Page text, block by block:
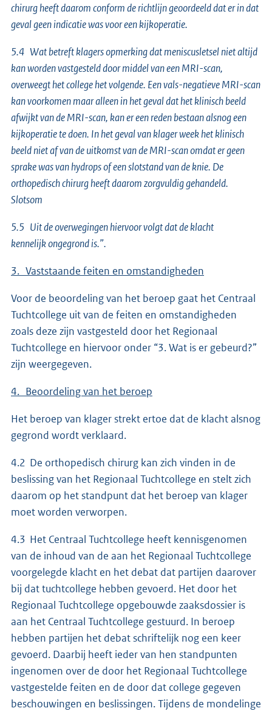
chirurg heeft daarom conform de richtlijn geoordeeld dat er in dat
geval geen indicatie was voor een kijkoperatie.
5.4 Wat betreft klagers opmerking dat meniscusletsel niet altijd
kan worden vastgesteld door middel van een MRI-scan,
overweegt het college het volgende. Een vals-negatieve MRI-scan
kan voorkomen maar alleen in het geval dat het klinisch beeld
afwijkt van de MRI-scan, kan er een reden bestaan alsnog een
kijkoperatie te doen. In het geval van klager week het klinisch
beeld niet af van de uitkomst van de MRI-scan omdat er geen
sprake was van hydrops of een slotstand van de knie. De
orthopedisch chirurg heeft daarom zorgvuldig gehandeld.
Slotsom
5.5 Uit de overwegingen hiervoor volgt dat de klacht
kennelijk ongegrond is.”.
3. Vaststaande feiten en omstandigheden
Voor de beoordeling van het beroep gaat het Centraal
Tuchtcollege uit van de feiten en omstandigheden
zoals deze zijn vastgesteld door het Regionaal
Tuchtcollege en hiervoor onder “3. Wat is er gebeurd?”
zijn weergegeven.
4. Beoordeling van het beroep
Het beroep van klager strekt ertoe dat de klacht alsnog
gegrond wordt verklaard.
4.2 De orthopedisch chirurg kan zich vinden in de
beslissing van het Regionaal Tuchtcollege en stelt zich
daarom op het standpunt dat het beroep van klager
moet worden verworpen.
4.3 Het Centraal Tuchtcollege heeft kennisgenomen
van de inhoud van de aan het Regionaal Tuchtcollege
voorgelegde klacht en het debat dat partijen daarover
bij dat tuchtcollege hebben gevoerd. Het door het
Regionaal Tuchtcollege opgebouwde zaaksdossier is
aan het Centraal Tuchtcollege gestuurd. In beroep
hebben partijen het debat schriftelijk nog een keer
gevoerd. Daarbij heeft ieder van hen standpunten
ingenomen over de door het Regionaal Tuchtcollege
vastgestelde feiten en de door dat college gegeven
beschouwingen en beslissingen. Tijdens de mondelinge